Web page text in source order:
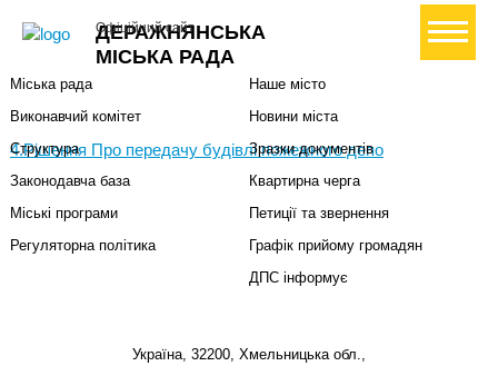
ДЕРАЖНЯНСЬКА
МІСЬКА РАДА
Офіційний сайт+ Створити петицію
4.Рішення Про передачу будівлі пожежного депо
Міський голова
Міська рада
Виконавчий комітет
Структура
Законодавча база
Міські програми
Регуляторна політика
Наше місто
Новини міста
Зразки документів
Квартирна черга
Петиції та звернення
Графік прийому громадян
ДПС інформує
Україна, 32200, Хмельницька обл.,